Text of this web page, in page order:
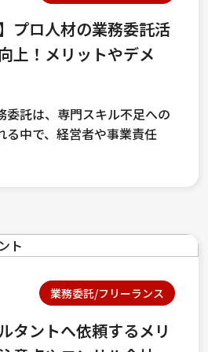
プロ人材の業務委託活
上！メリットやデメ
委託は、専門スキル不足への
る中で、経営者や事業責任
業務委託/フリーランス
タントへ依頼するメリ